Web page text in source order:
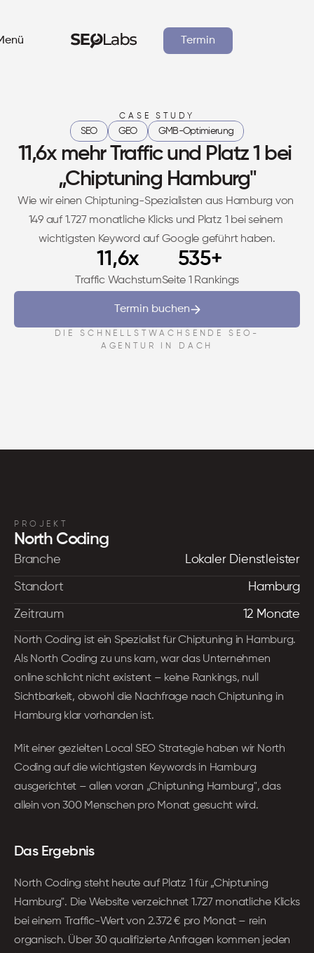
Termin
Branchen
Ressourcen
Fallstudien
CASE STUDY
SEO GEO GMB-Optimierung
11,6x mehr Traffic und Platz 1 bei
„Chiptuning Hamburg"
Wie wir einen Chiptuning-Spezialisten aus Hamburg von
149 auf 1.727 monatliche Klicks und Platz 1 bei seinem
wichtigsten Keyword auf Google geführt haben.
11,6x
Traffic Wachstum
535+
Seite 1 Rankings
Termin buchen
DIE SCHNELLSTWACHSENDE SEO-
AGENTUR IN DACH
PROJEKT
North Coding
Branche Lokaler Dienstleister
Standort Hamburg
Zeitraum 12 Monate
North Coding ist ein Spezialist für Chiptuning in Hamburg.
Als North Coding zu uns kam, war das Unternehmen
online schlicht nicht existent – keine Rankings, null
Sichtbarkeit, obwohl die Nachfrage nach Chiptuning in
Hamburg klar vorhanden ist.
Mit einer gezielten Local SEO Strategie haben wir North
Coding auf die wichtigsten Keywords in Hamburg
ausgerichtet – allen voran „Chiptuning Hamburg", das
allein von 300 Menschen pro Monat gesucht wird.
Das Ergebnis
North Coding steht heute auf Platz 1 für „Chiptuning
Hamburg". Die Website verzeichnet 1.727 monatliche Klicks
bei einem Traffic-Wert von 2.372 € pro Monat – rein
organisch. Über 30 qualifizierte Anfragen kommen jeden